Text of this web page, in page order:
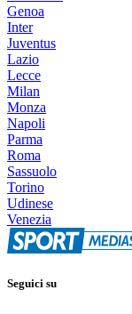
Genoa
Inter
Juventus
Lazio
Lecce
Milan
Monza
Napoli
Parma
Roma
Sassuolo
Torino
Udinese
Venezia
Seguici su